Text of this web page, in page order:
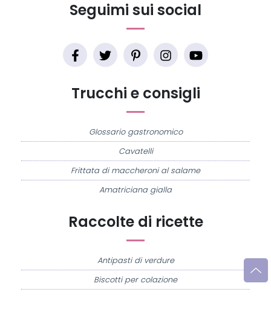
Raccolte di ricette
Antipasti di verdure
Biscotti per colazione
Trucchi e consigli
Glossario gastronomico
Cavatelli
Frittata di maccheroni al salame
Amatriciana gialla
Seguimi sui social